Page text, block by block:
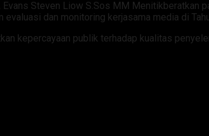
Steven Liow S.Sos MM Menitikberatkan
dan monitoring kerjasama media di
kepercayaan publik terhadap kualitas